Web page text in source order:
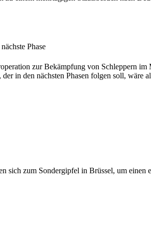
Phase
zur Bekämpfung von Schleppern
in den nächsten Phasen folgen soll,
sich zum Sondergipfel in Brüssel, um einen